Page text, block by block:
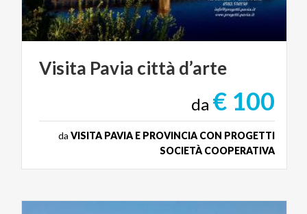
Visita Pavia città d’arte
da € 100
da VISITA PAVIA E PROVINCIA CON PROGETTI
SOCIETÀ COOPERATIVA